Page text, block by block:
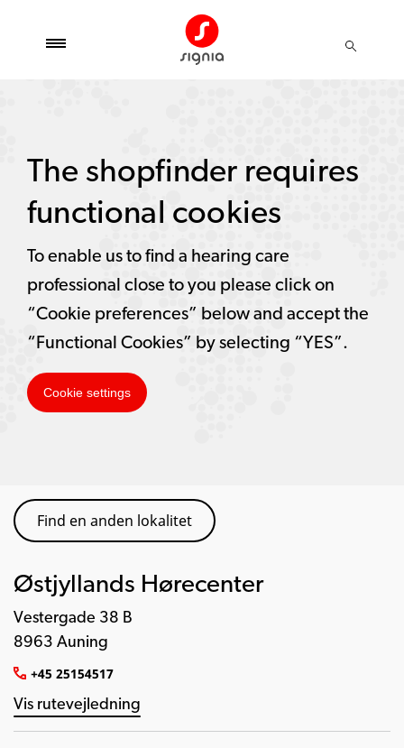
Find en anden lokalitet
Østjyllands Hørecenter
Vestergade 38 B
8963 Auning
+45 25154517
Vis rutevejledning
The shopfinder requires
functional cookies
To enable us to find a hearing care
professional close to you please click on
“Cookie preferences” below and accept the
“Functional Cookies” by selecting “YES”.
Cookie settings